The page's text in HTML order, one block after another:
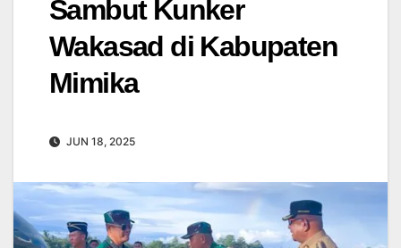
Sambut Kunker
Wakasad di Kabupaten
Mimika
JUN 18, 2025